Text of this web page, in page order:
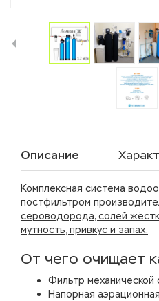
Описание
Комплексная система
постфильтром
сероводорода, солей
мутность, привкус и запах.
От чего очищает
Фильтр
Напорная